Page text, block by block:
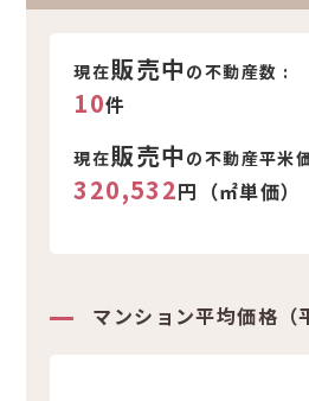
現在販売中 の不動産数 :
10件
現在販売中 の不動産平米
320,532円（㎡単価）
マンション平均価格（